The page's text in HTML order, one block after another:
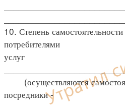
10. Степень
потребителями
услуг
(осуществляются
посредники -